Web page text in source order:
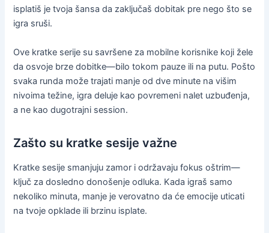
isplatiš je tvoja šansa da zaključaš dobitak pre nego što se
igra sruši.
Ove kratke serije su savršene za mobilne korisnike koji žele
da osvoje brze dobitke—bilo tokom pauze ili na putu. Pošto
svaka runda može trajati manje od dve minute na višim
nivoima težine, igra deluje kao povremeni nalet uzbuđenja,
a ne kao dugotrajni session.
Zašto su kratke sesije važne
Kratke sesije smanjuju zamor i održavaju fokus oštrim—
ključ za dosledno donošenje odluka. Kada igraš samo
nekoliko minuta, manje je verovatno da će emocije uticati
na tvoje opklade ili brzinu isplate.